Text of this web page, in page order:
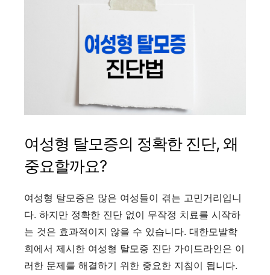
여성형 탈모증의 정확한 진단, 왜
중요할까요?
여성형 탈모증은 많은 여성들이 겪는 고민거리입니
다. 하지만 정확한 진단 없이 무작정 치료를 시작하
는 것은 효과적이지 않을 수 있습니다. 대한모발학
회에서 제시한 여성형 탈모증 진단 가이드라인은 이
러한 문제를 해결하기 위한 중요한 지침이 됩니다.